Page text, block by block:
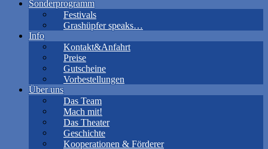
Sonderprogramm
Festivals
Grashüpfer speaks…
Info
Kontakt&Anfahrt
Preise
Gutscheine
Vorbestellungen
Über uns
Das Team
Mach mit!
Das Theater
Geschichte
Kooperationen & Förderer